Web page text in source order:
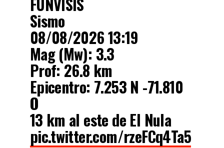
Sismo
08/08/2026 13:19
Mag (Mw): 3.3
Prof: 26.8 km
Epicentro: 7.253 N -71.810
O
13 km al este de El Nula
pic.twitter.com/rzeFCq4Ta5